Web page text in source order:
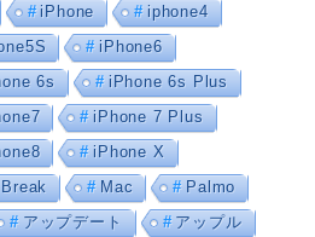
iPhone
iphone4
iPhone6
6s
iPhone 6s Plus
iPhone 7 Plus
iPhone X
Mac
Palmo
アップデート
アップル